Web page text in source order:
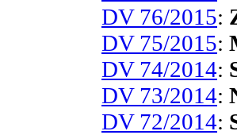
DV 76/2015:
DV 75/2015:
DV 74/2014:
DV 73/2014:
DV 72/2014: